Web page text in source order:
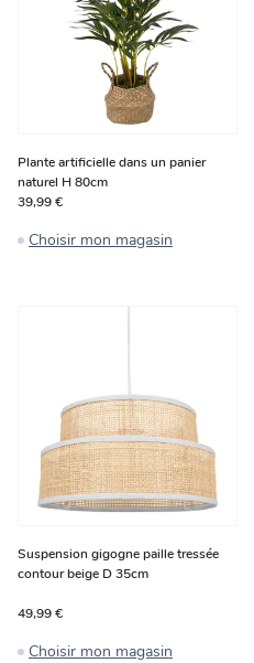
Plante artificielle dans un panier
naturel H 80cm
39,99 €
Choisir mon magasin
Suspension gigogne paille tressée
contour beige D 35cm
49,99 €
Choisir mon magasin